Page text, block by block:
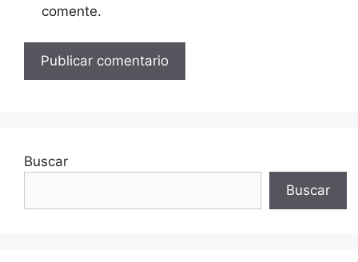
comente.
Buscar
Buscar